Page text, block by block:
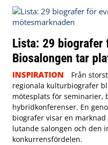
Lista: 29 biografer
Biosalongen tar
INSPIRATION
Från
regionala kulturbiografer
mötesplats för seminarier,
hybridkonferenser. En
biografer visar en
lutande salongen och den
konkurrensfördelen.